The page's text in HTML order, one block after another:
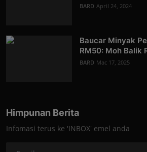
BARD April 24, 2024
Baucar Minyak
RM50: Moh Balik
BARD Mac 17, 2025
Himpunan Berita
Infomasi terus ke 'INBOX' emel anda